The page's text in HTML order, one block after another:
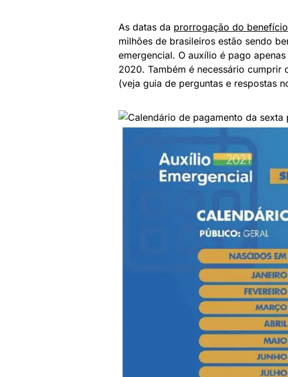
As datas da prorrogação do benefício
milhões de brasileiros estão sendo
emergencial. O auxílio é pago
2020. Também é necessário
(veja guia de perguntas e respostas